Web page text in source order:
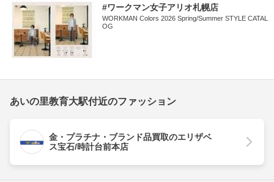
#ワークマン女子アリオ札幌店
WORKMAN Colors 2026 Spring/Summer STYLE CATAL
OG
あいの里教育大駅付近のファッション
金・プラチナ・ブランド品買取のエリザベ
ス宝石/時計台前本店